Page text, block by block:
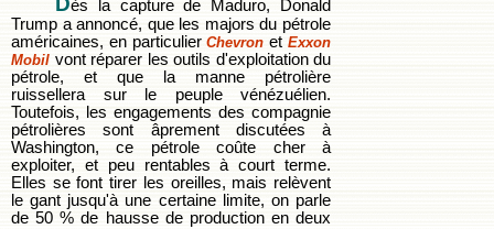
ès la capture de Maduro, Donald
Trump a annoncé, que les majors du pétrole
américaines, en particulierChevron etExxon
Mobil vont réparer les outils d'exploitation du
pétrole, et que la manne pétrolière
ruissellera sur le peuple vénézuélien.
Toutefois, les engagements des compagnie
pétrolières sont âprement discutées à
Washington, ce pétrole coûte cher à
exploiter, et peu rentables à court terme.
Elles se font tirer les oreilles, mais relèvent
le gant jusqu'à une certaine limite, on parle
de 50 % de hausse de production en deux